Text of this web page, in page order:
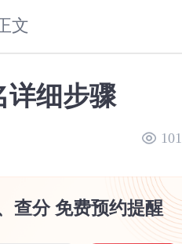
文
详细步骤
101
查分 免费预约提醒